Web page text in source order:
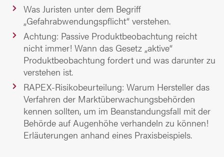
Was Juristen unter dem Begriff
„Gefahrabwendungspflicht“ verstehen.
Achtung: Passive Produktbeobachtung reicht
nicht immer! Wann das Gesetz „aktive“
Produktbeobachtung fordert und was darunter zu
verstehen ist.
RAPEX-Risikobeurteilung: Warum Hersteller das
Verfahren der Marktüberwachungsbehörden
kennen sollten, um im Beanstandungsfall mit der
Behörde auf Augenhöhe verhandeln zu können!
Erläuterungen anhand eines Praxisbeispiels.